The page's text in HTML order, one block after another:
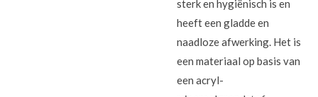
sterk en hygiënisch is en
heeft een gladde en
naadloze afwerking. Het is
een materiaal op basis van
een acryl-